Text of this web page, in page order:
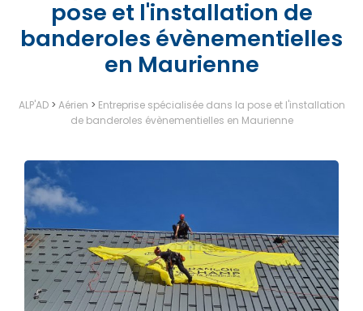
pose et l'installation de
banderoles évènementielles
en Maurienne
ALP'AD> Aérien > Entreprise spécialisée dans la pose et l'installation
de banderoles évènementielles en Maurienne